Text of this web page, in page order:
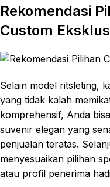
Rekomendasi
Custom
Selain model ritsleting,
yang tidak kalah
komprehensif, Anda
suvenir elegan yang
penjualan teratas.
menyesuaikan pilihan
atau profil penerima